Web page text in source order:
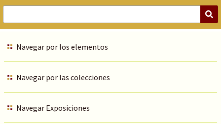
Navegar por los elementos
Navegar por las colecciones
Navegar Exposiciones